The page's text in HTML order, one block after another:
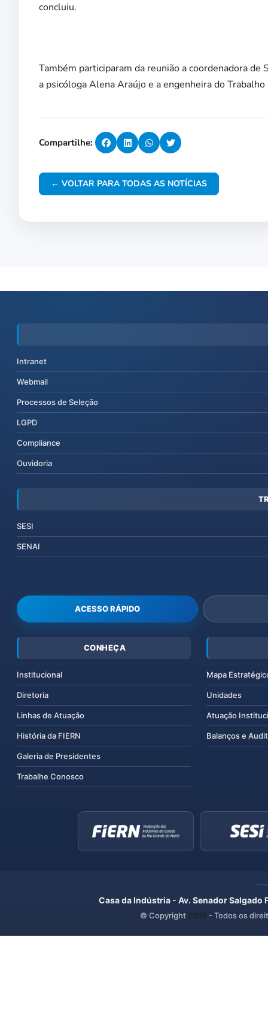
concluiu.
Também participaram da reunião a coordenadora de
a psicóloga Alena Araújo e a engenheira do Trabalho
Compartilhe:
← VOLTAR PARA TODAS AS NOTÍCIAS
Intranet
Webmail
Processos de Seleção
LGPD
Compliance
Ouvidoria
SESI
SENAI
ACESSO RÁPIDO
CONHEÇA
Institucional
Diretoria
Linhas de Atuação
História da FIERN
Galeria de Presidentes
Trabalhe Conosco
Mapa
Unidades
Atuação
Balanços e
Casa da Indústria - Av. Senador
© Copyright 2026 - Todos os